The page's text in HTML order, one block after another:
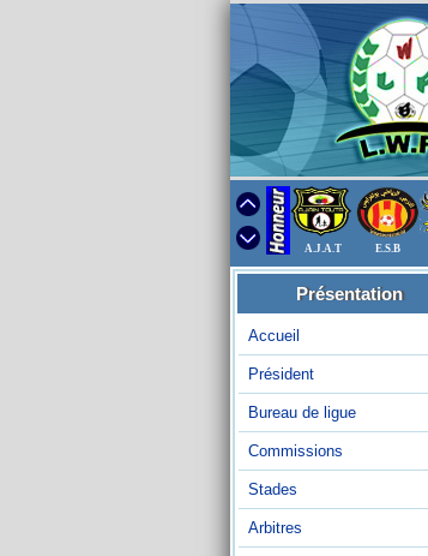
A.J.A.T E.S.B
Présentation
Accueil
Président
Bureau de ligue
Commissions
Stades
Arbitres